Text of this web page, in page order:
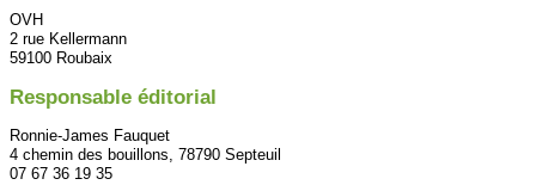
OVH
2 rue Kellermann
59100 Roubaix
Responsable éditorial
Ronnie-James Fauquet
4 chemin des bouillons, 78790 Septeuil
07 67 36 19 35